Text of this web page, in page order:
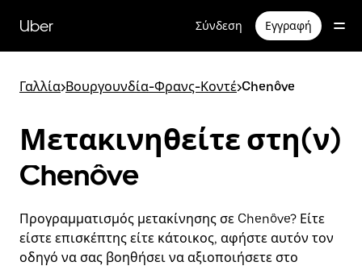
κύριο
περιεχόμενο
Uber Σύνδεση Εγγραφή
Γαλλία>Βουργουνδία-Φρανς-Κοντέ>Chenôve
Μετακινηθείτε στη(ν)
Chenôve
Προγραμματισμός μετακίνησης σε Chenôve? Είτε
είστε επισκέπτης είτε κάτοικος, αφήστε αυτόν τον
οδηγό να σας βοηθήσει να αξιοποιήσετε στο